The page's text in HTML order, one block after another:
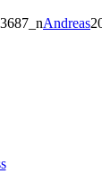
Andreas